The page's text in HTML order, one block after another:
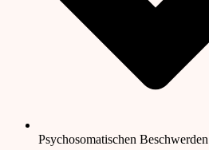
Psychosomatischen Beschwerden